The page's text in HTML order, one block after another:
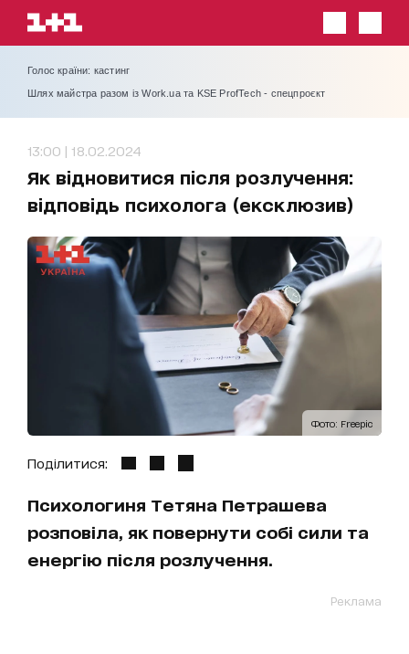
Голос країни: кастинг
Шлях майстра разом із Work.ua та KSE ProfTech - спецпроєкт
13:00 | 18.02.2024
Як відновитися після розлучення:
відповідь психолога (ексклюзив)
Фото: Freepic
Поділитися:
Психологиня Тетяна Петрашева
розповіла, як повернути собі сили та
енергію після розлучення.
Реклама